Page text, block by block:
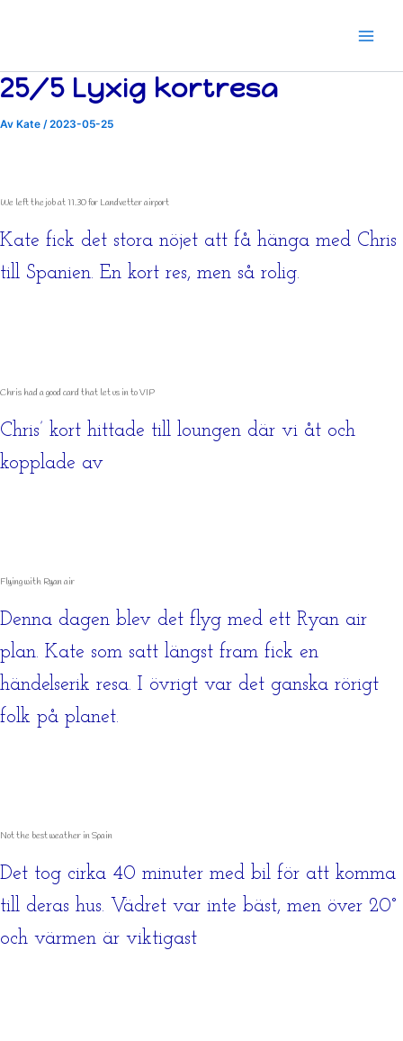
25/5 Lyxig kortresa
Av Kate /2023-05-25
We left the job at 11.30 for Landvetter airport
Kate fick det stora nöjet att få hänga med Chris
till Spanien. En kort res, men så rolig.
Chris had a good card that let us in to VIP
Chris’ kort hittade till loungen där vi åt och
kopplade av
Flying with Ryan air
Denna dagen blev det flyg med ett Ryan air
plan. Kate som satt längst fram fick en
händelserik resa. I övrigt var det ganska rörigt
folk på planet.
Not the best weather in Spain
Det tog cirka 40 minuter med bil för att komma
till deras hus. Vädret var inte bäst, men över 20°
och värmen är viktigast